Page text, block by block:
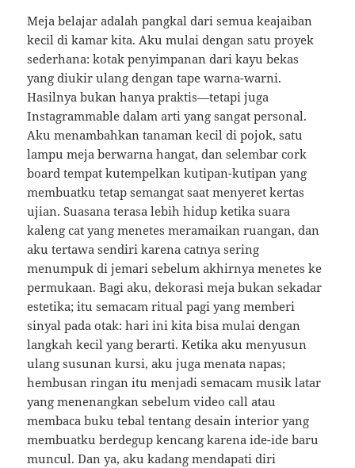
Meja belajar adalah pangkal dari semua keajaiban
kecil di kamar kita. Aku mulai dengan satu proyek
sederhana: kotak penyimpanan dari kayu bekas
yang diukir ulang dengan tape warna-warni.
Hasilnya bukan hanya praktis—tetapi juga
Instagrammable dalam arti yang sangat personal.
Aku menambahkan tanaman kecil di pojok, satu
lampu meja berwarna hangat, dan selembar cork
board tempat kutempelkan kutipan-kutipan yang
membuatku tetap semangat saat menyeret kertas
ujian. Suasana terasa lebih hidup ketika suara
kaleng cat yang menetes meramaikan ruangan, dan
aku tertawa sendiri karena catnya sering
menumpuk di jemari sebelum akhirnya menetes ke
permukaan. Bagi aku, dekorasi meja bukan sekadar
estetika; itu semacam ritual pagi yang memberi
sinyal pada otak: hari ini kita bisa mulai dengan
langkah kecil yang berarti. Ketika aku menyusun
ulang susunan kursi, aku juga menata napas;
hembusan ringan itu menjadi semacam musik latar
yang menenangkan sebelum video call atau
membaca buku tebal tentang desain interior yang
membuatku berdegup kencang karena ide-ide baru
muncul. Dan ya, aku kadang mendapati diri